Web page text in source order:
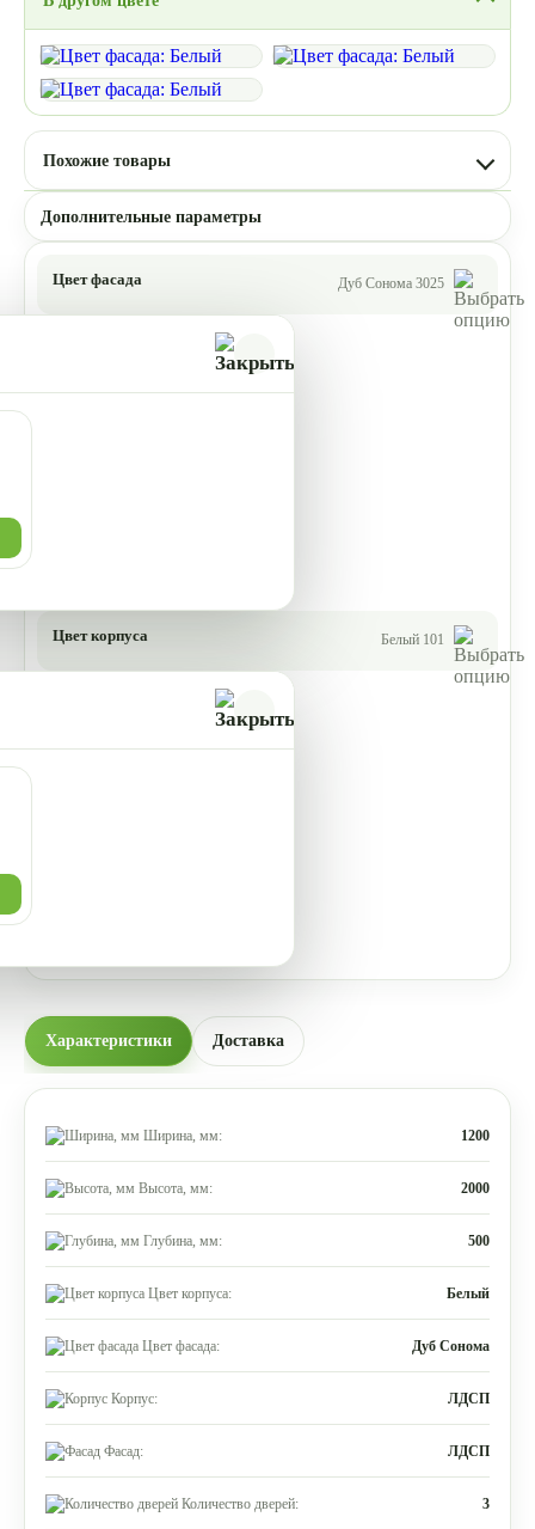
Похожие товары
Дополнительные параметры
Цвет фасада Дуб Сонома 3025
Цвет корпуса Белый 101
Характеристики Доставка
Ширина, мм: 1200
Высота, мм: 2000
Глубина, мм: 500
Цвет корпуса: Белый
Цвет фасада: Дуб Сонома
Корпус: ЛДСП
Фасад: ЛДСП
Количество дверей: 3